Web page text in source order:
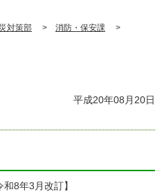
対策部 > 消防・保安課 >
平成20年08月20日
8年3月改訂】